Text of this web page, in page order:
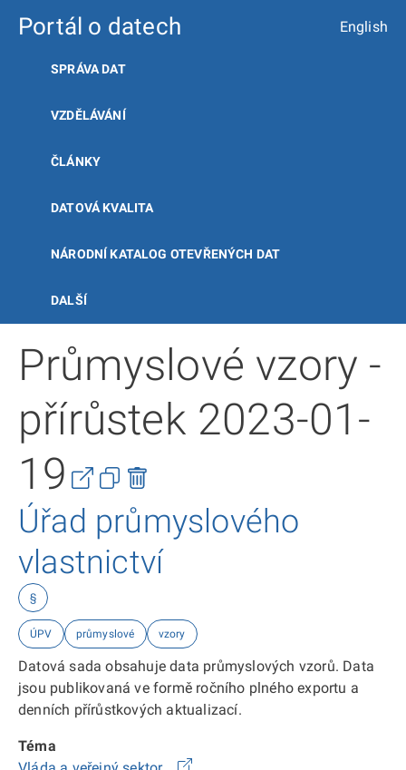
Portál o datech English
SPRÁVA DAT
VZDĚLÁVÁNÍ
ČLÁNKY
DATOVÁ KVALITA
NÁRODNÍ KATALOG OTEVŘENÝCH DAT
DALŠÍ
Průmyslové vzory -
přírůstek 2023-01-
19
Úřad průmyslového
vlastnictví
§
ÚPV průmyslové vzory
Datová sada obsahuje data průmyslových vzorů. Data
jsou publikovaná ve formě ročního plného exportu a
denních přírůstkových aktualizací.
Téma